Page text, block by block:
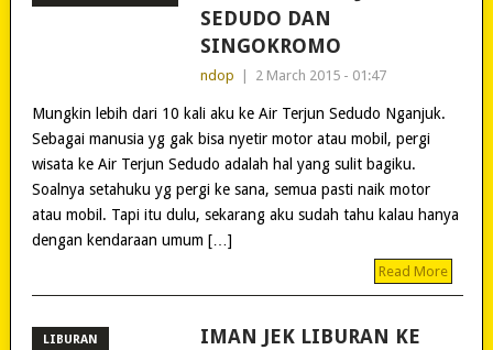
SEDUDO DAN
SINGOKROMO
ndop 2 March 2015 - 01:47
Mungkin lebih dari 10 kali aku ke Air Terjun Sedudo Nganjuk.
Sebagai manusia yg gak bisa nyetir motor atau mobil, pergi
wisata ke Air Terjun Sedudo adalah hal yang sulit bagiku.
Soalnya setahuku yg pergi ke sana, semua pasti naik motor
atau mobil. Tapi itu dulu, sekarang aku sudah tahu kalau hanya
dengan kendaraan umum […]
Read More
LIBURAN
IMAN JEK LIBURAN KE